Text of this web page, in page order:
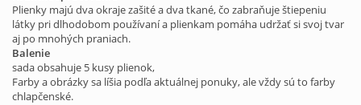
Plienky majú dva okraje zašité a dva tkané, čo zabraňuje štiepeniu
látky pri dlhodobom používaní a plienkam pomáha udržať si svoj tvar
aj po mnohých praniach.
Balenie
sada obsahuje 5 kusy plienok,
Farby a obrázky sa líšia podľa aktuálnej ponuky, ale vždy sú to farby
chlapčenské.